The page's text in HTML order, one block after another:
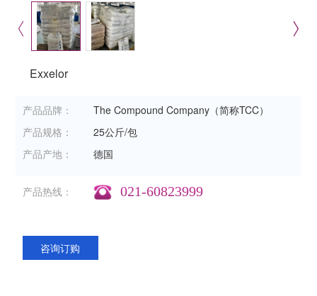
Exxelor
产品品牌：
The Compound Company（简称TCC）
产品规格：
25公斤/包
产品产地：
德国
产品热线： 021-60823999
咨询订购